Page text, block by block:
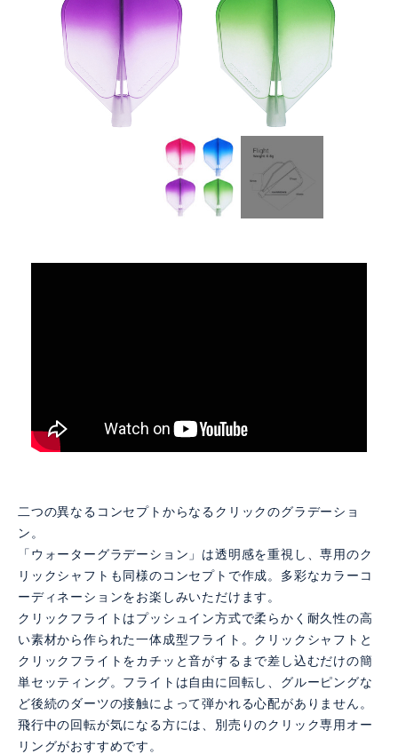
二つの異なるコンセプトからなるクリックのグラデーショ
ン。
「ウォーターグラデーション」は透明感を重視し、専用のク
リックシャフトも同様のコンセプトで作成。多彩なカラーコ
ーディネーションをお楽しみいただけます。
クリックフライトはプッシュイン方式で柔らかく耐久性の高
い素材から作られた一体成型フライト。クリックシャフトと
クリックフライトをカチッと音がするまで差し込むだけの簡
単セッティング。フライトは自由に回転し、グルーピングな
ど後続のダーツの接触によって弾かれる心配がありません。
飛行中の回転が気になる方には、別売りのクリック専用オー
リングがおすすめです。